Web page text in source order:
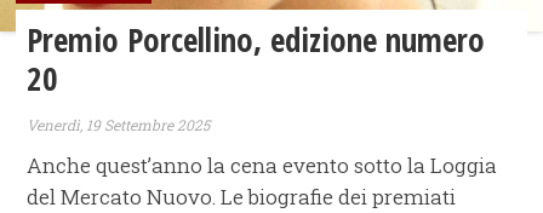
Premio Porcellino, edizione numero
20
Venerdì, 19 Settembre 2025
Anche quest’anno la cena evento sotto la Loggia
del Mercato Nuovo. Le biografie dei premiati